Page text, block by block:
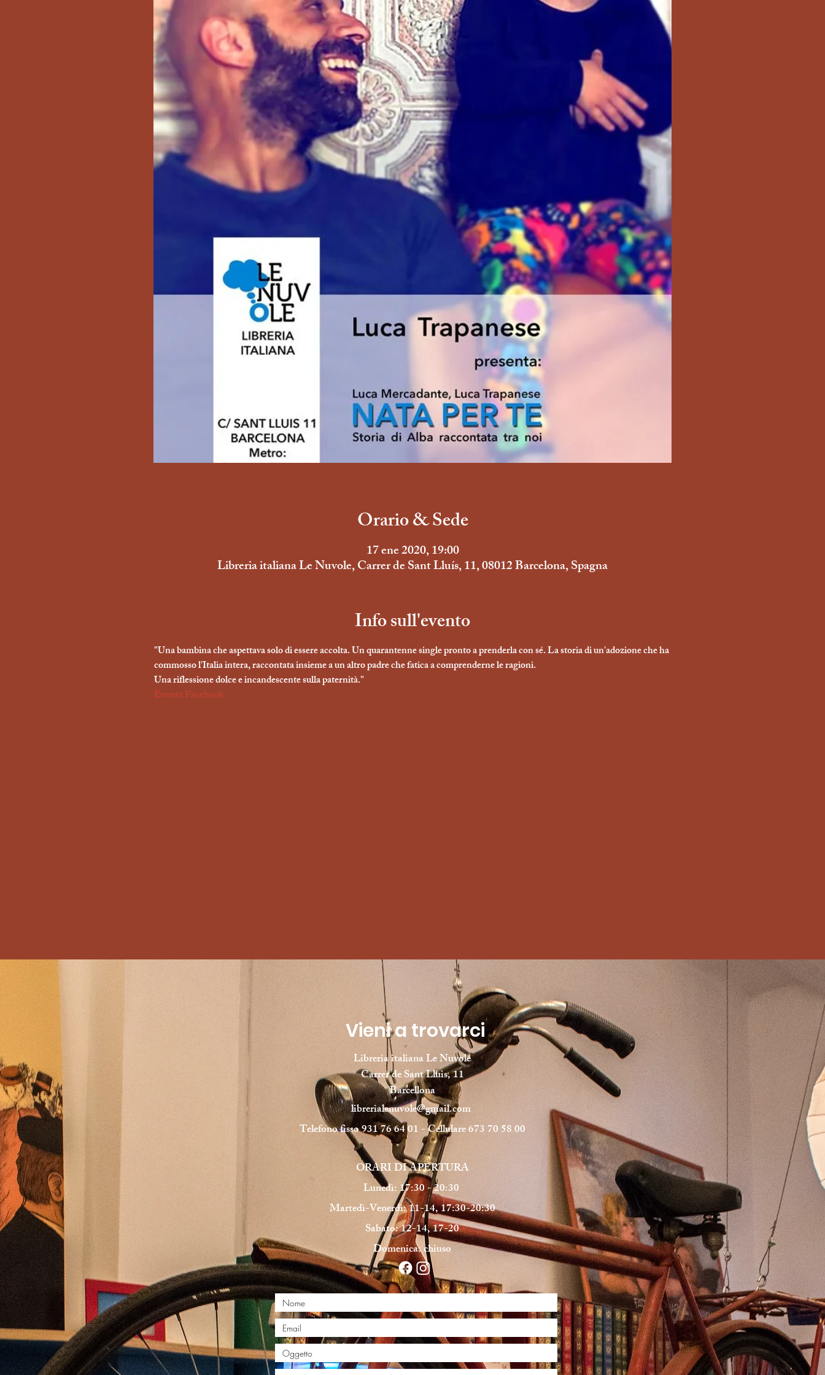
Orario & Sede
17 ene 2020, 19:00
Libreria italiana Le Nuvole, Carrer de Sant Lluís, 11, 08012 Barcelona, Spagna
Info sull'evento
"Una bambina che aspettava solo di essere accolta. Un quarantenne single pronto a prenderla con sé. La storia di un'adozione che ha
commosso l'Italia intera, raccontata insieme a un altro padre che fatica a comprenderne le ragioni.
Una riflessione dolce e incandescente sulla paternità."
Evento Facebook
Libreria italiana Le Nuvole
Carrer de Sant Lluis, 11
Barcellona
librerialenuvole@gmail.com
Telefono fisso 931 76 64 01 - Cellulare 673 70 58 00
ORARI DI APERTURA
Lunedì: 17:30 - 20:30
Martedì-Venerdì: 11-14, 17:30-20:30
Sabato: 12-14, 17-20
Domenica: chiuso
Vieni a trovarci